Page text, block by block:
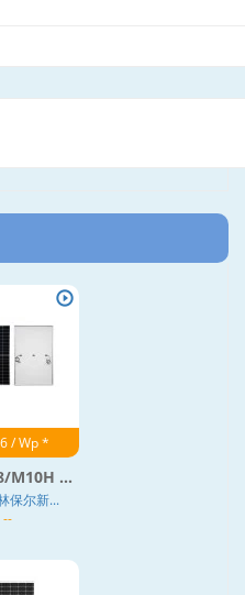
/ Wp *
M10H ...
保尔新...
--